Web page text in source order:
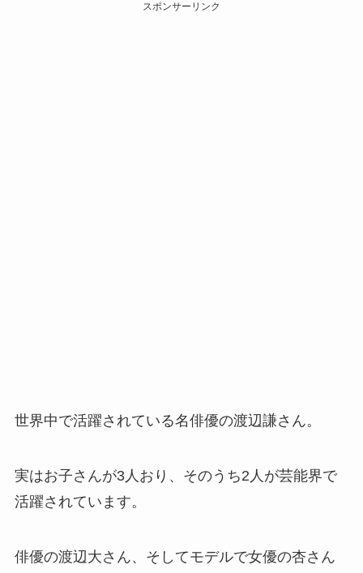
スポンサーリンク
世界中で活躍されている名俳優の渡辺謙さん。
実はお子さんが3人おり、そのうち2人が芸能界で
活躍されています。
俳優の渡辺大さん、そしてモデルで女優の杏さん